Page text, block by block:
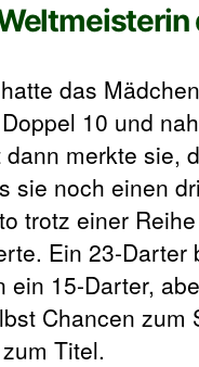
das
10 und
merkte sie,
sie noch einen
trotz einer
Ein 23-
ein 15-Darter,
Chancen
Titel.